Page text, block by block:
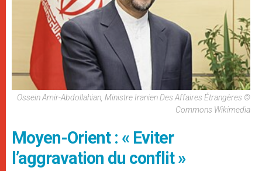
Ossein Amir-Abdollahian, Ministre Iranien Des Affaires Étrangères ©
Commons Wikimedia
Moyen-Orient : « Eviter
l’aggravation du conflit »